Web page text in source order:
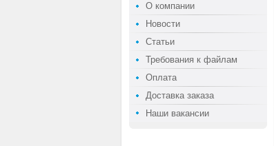
О компании
Новости
Статьи
Требования к файлам
Оплата
Доставка заказа
Наши вакансии